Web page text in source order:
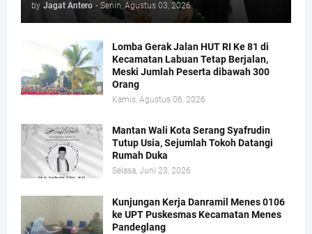
by Jagat Antero - Senin, Agustus 03, 2026
Lomba Gerak Jalan HUT RI Ke 81 di
Kecamatan Labuan Tetap Berjalan,
Meski Jumlah Peserta dibawah 300
Orang
Kamis, Agustus 06, 2026
Mantan Wali Kota Serang Syafrudin
Tutup Usia, Sejumlah Tokoh Datangi
Rumah Duka
Selasa, Juni 23, 2026
Kunjungan Kerja Danramil Menes 0106
ke UPT Puskesmas Kecamatan Menes
Pandeglang